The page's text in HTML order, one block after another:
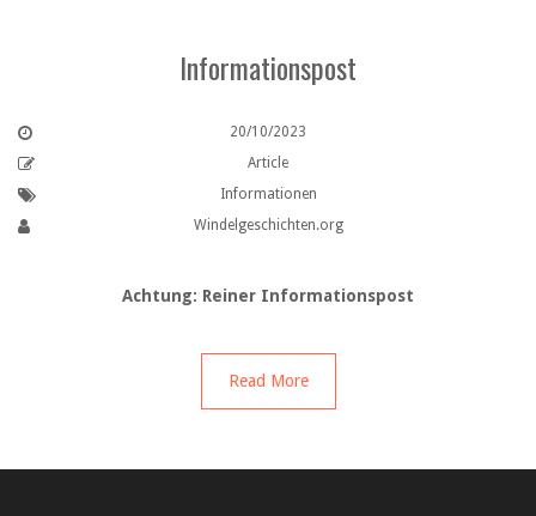
Informationspost
20/10/2023
Article
Informationen
Windelgeschichten.org
Achtung: Reiner Informationspost
Read More